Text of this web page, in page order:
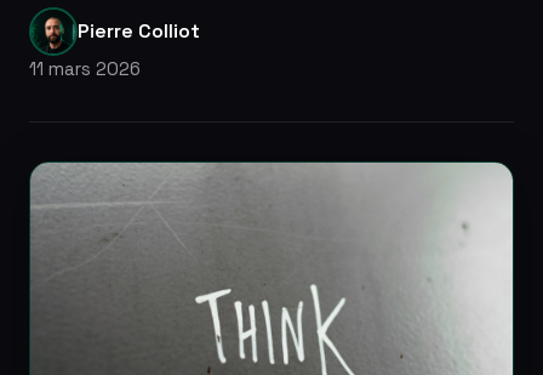
Pierre Colliot
11 mars 2026